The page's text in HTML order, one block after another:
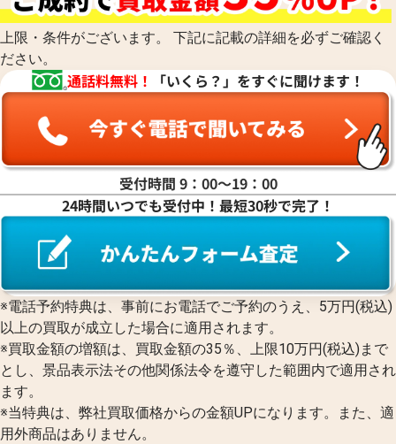
上限・条件がございます。 下記に記載の詳細を必ずご確認く
ださい。
通話料無料！ 「いくら？」をすぐに聞けます！
受付時間 9：00〜19：00
24時間いつでも受付中！最短30秒で完了！
※電話予約特典は、事前にお電話でご予約のうえ、5万円(税込)
以上の買取が成立した場合に適用されます。
※買取金額の増額は、買取金額の35％、上限10万円(税込)まで
とし、景品表示法その他関係法令を遵守した範囲内で適用され
ます。
※当特典は、弊社買取価格からの金額UPになります。また、適
用外商品はありません。